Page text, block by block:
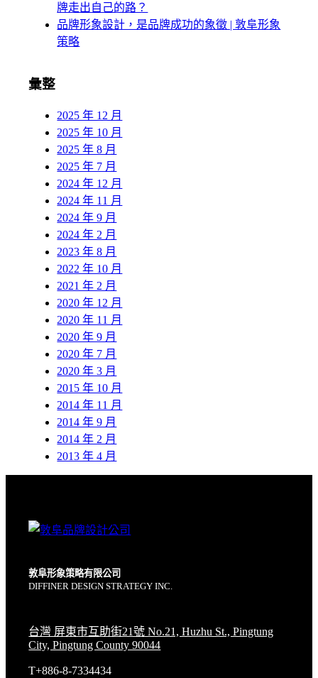
牌走出自己的路？
品牌形象設計，是品牌成功的象徵 | 敦阜形象
策略
彙整
2025 年 12 月
2025 年 10 月
2025 年 8 月
2025 年 7 月
2024 年 12 月
2024 年 11 月
2024 年 9 月
2024 年 2 月
2023 年 8 月
2022 年 10 月
2021 年 2 月
2020 年 12 月
2020 年 11 月
2020 年 9 月
2020 年 7 月
2020 年 3 月
2015 年 10 月
2014 年 11 月
2014 年 9 月
2014 年 2 月
2013 年 4 月
敦阜形象策略有限公司
DIFFINER DESIGN STRATEGY INC.
台灣 屏東市互助街21號 No.21, Huzhu St., Pingtung
City, Pingtung County 90044
T+886-8-7334434